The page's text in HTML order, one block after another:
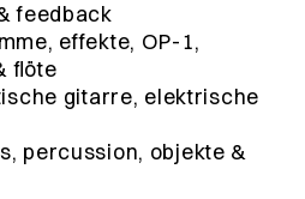
feedback
effekte, OP-1,
ﬂöte
gitarre, elektrische
percussion, objekte &